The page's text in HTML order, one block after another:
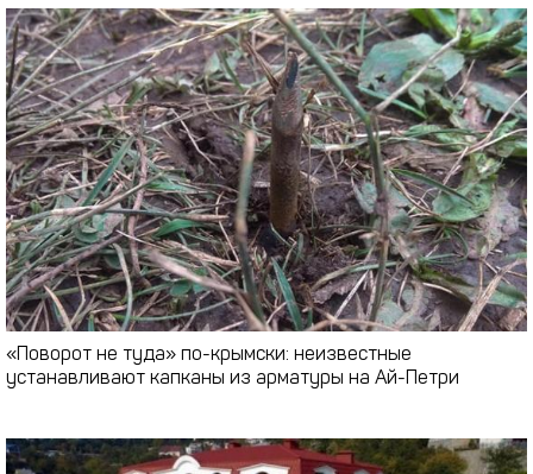
«Поворот не туда» по-крымски: неизвестные
устанавливают капканы из арматуры на Ай-Петри